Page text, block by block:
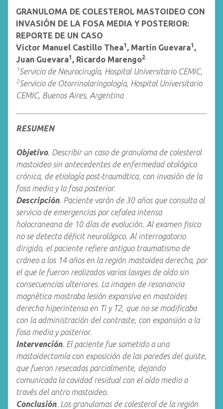
GRANULOMA DE COLESTEROL MASTOIDEO CON
INVASIÓN DE LA FOSA MEDIA Y POSTERIOR:
REPORTE DE UN CASO
Víctor Manuel Castillo Thea1 , Martín Guevara1 ,
Juan Guevara1 , Ricardo Marengo2
1Servicio de Neurocirugía, Hospital Universitario CEMIC,
2Servicio de Otorrinolaringología, Hospital Universitario
CEMIC, Buenos Aires, Argentina
RESUMEN
Objetivo. Describir un caso de granuloma de colesterol
mastoideo sin antecedentes de enfermedad otológica
crónica, de etiología post-traumática, con invasión de la
fosa media y la fosa posterior.
Descripción. Paciente varón de 30 años que consulta al
servicio de emergencias por cefalea intensa
holocraneana de 10 días de evolución. Al examen fisico
no se detecta déficit neurológico. Al interrogatorio
dirigido, el paciente refiere antiguo traumatismo de
cráneo a los 14 años en la región mastoidea derecha, por
el que le fueron realizados varios lavajes de oído sin
consecuencias ulteriores. La imagen de resonancia
magnética mostraba lesión expansiva en mastoides
derecha hiperintensa en Ti y T2, que no se modificaba
con la administración del contraste, con expansión a la
fosa media y posterior.
Intervención. El paciente fue sometido a una
mastoidectomía con exposición de las paredes del quiste,
que fueron resecadas parcialmente, dejando
comunicada la cavidad residual con el oído medio a
través del antro mastoideo.
Conclusión. Los granulomas de colesterol de la región